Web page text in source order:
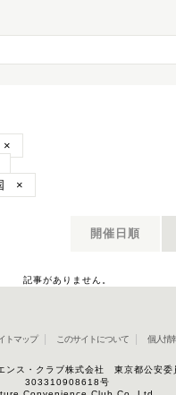
×
×
開催日順
記事がありません。
トマップ このサイトについて 個人情
ンス・クラブ株式会社 東京都公安
303310908618号